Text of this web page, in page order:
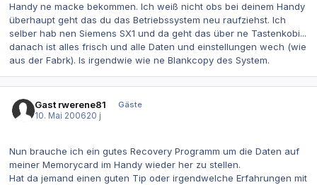
Handy ne macke bekommen. Ich weiß nicht obs bei deinem Handy
überhaupt geht das du das Betriebssystem neu raufziehst. Ich
selber hab nen Siemens SX1 und da geht das über ne Tastenkobi...
danach ist alles frisch und alle Daten und einstellungen wech (wie
aus der Fabrk). Is irgendwie wie ne Blankcopy des System.
Gast rwerene81
Gäste
10. Mai 200620 j
Nun brauche ich ein gutes Recovery Programm um die Daten auf
meiner Memorycard im Handy wieder her zu stellen.
Hat da jemand einen guten Tip oder irgendwelche Erfahrungen mit